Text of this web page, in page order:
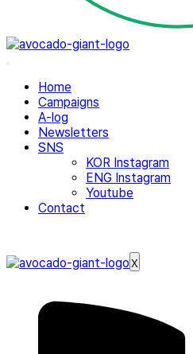
Home
Campaigns
A-log
Newsletters
SNS
KOR Instagram
ENG Instagram
Youtube
Contact
X